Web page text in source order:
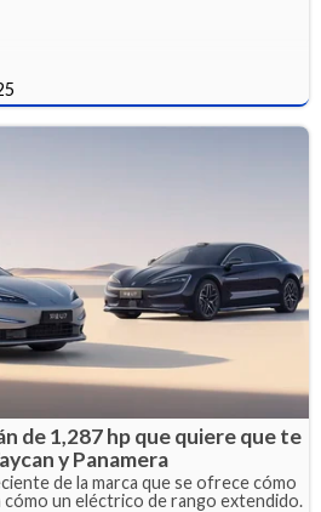
de 1,287 hp que quiere que te
y Panamera
de la marca que se ofrece cómo
un eléctrico de rango extendido.